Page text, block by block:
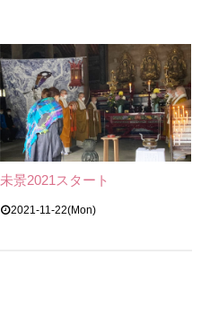
未景2021スタート
2021-11-22(Mon)